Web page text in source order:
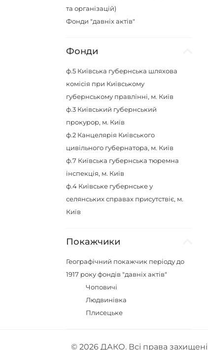
та організацій)
Фонди "давніх актів"
Фонди
ф.5 Київська губернська шляхова
комісія при Київському
губернському правлінні, м. Київ
ф.3 Київський губернський
прокурор, м. Київ
ф.2 Канцелярія Київського
цивільного губернатора, м. Київ
ф.7 Київська губернська тюремна
інспекція, м. Київ
ф.4 Київське губернське у
селянських справах присутствіє, м.
Київ
Покажчики
Географічний покажчик періоду до
1917 року фондів "давніх актів"
Чоповичі
Людвинівка
Плисецьке
© 2026ДАКО. Всі права захищені